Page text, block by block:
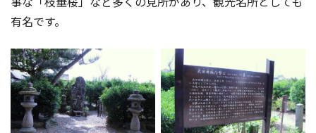
有名です。